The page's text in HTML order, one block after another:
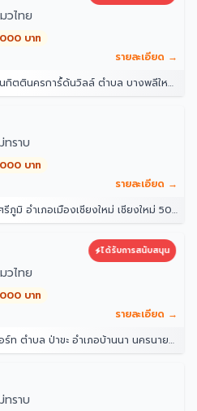
วไทย
บาท
รายละเอียด →
วิลล์ ตำบล บางพลีใหญ่ อำเภอบางพลี สมุทรปราการ 10540
ทราบ
บาท
รายละเอียด →
อำเภอเมืองเชียงใหม่ เชียงใหม่ 50300
ได้รับการสนับสนุน
วไทย
บาท
รายละเอียด →
บล ป่าขะ อำเภอบ้านนา นครนายก 26110
ทราบ